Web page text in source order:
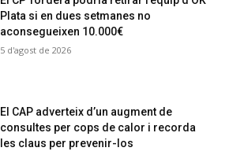
Plata si en dues setmanes no
aconsegueixen 10.000€
5 d'agost de 2026
El CAP adverteix d’un augment de
consultes per cops de calor i recorda
les claus per prevenir-los